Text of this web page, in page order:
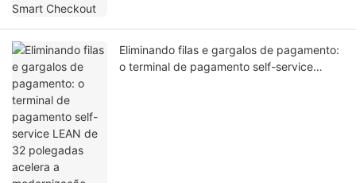
Eliminando filas e gargalos de pagamento:
o terminal de pagamento self-service